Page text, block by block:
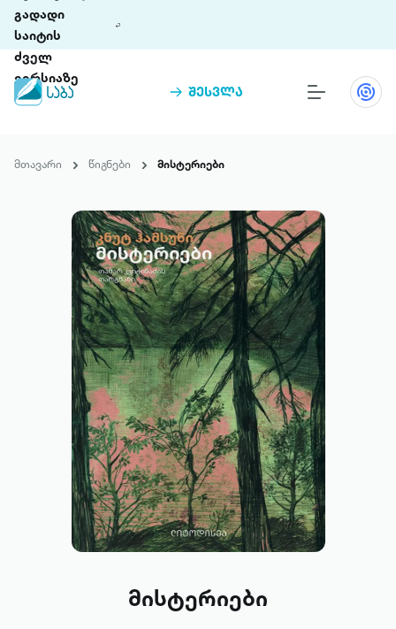
გადადი
საიტის
ძველ
ვერსიაზე
შესვლა
თინეთი 9 ციფრულ პლატფორმასა და 5
ჩვენ შესახებ
პაკეტები
მთავარი წიგნები მისტერიები
მისტერიები